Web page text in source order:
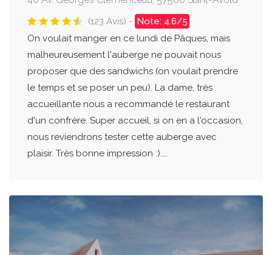
(123 Avis) - Note: 4.6/5
On voulait manger en ce lundi de Pâques, mais
malheureusement l'auberge ne pouvait nous
proposer que des sandwichs (on voulait prendre
le temps et se poser un peu). La dame, très
accueillante nous a recommandé le restaurant
d'un confrère. Super accueil, si on en a l'occasion,
nous reviendrons tester cette auberge avec
plaisir. Très bonne impression :)....